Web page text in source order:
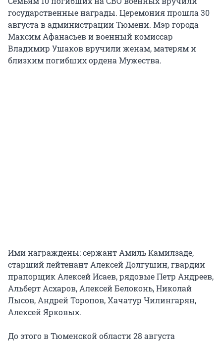
государственные награды. Церемония прошла 30
августа в администрации Тюмени. Мэр города
Максим Афанасьев и военный комиссар
Владимир Ушаков вручили женам, матерям и
близким погибших ордена Мужества.
Ими награждены: сержант Амиль Камилзаде,
старший лейтенант Алексей Долгушин, гвардии
прапорщик Алексей Исаев, рядовые Петр Андреев,
Альберт Асхаров, Алексей Белоконь, Николай
Лысов, Андрей Торопов, Хачатур Чилингарян,
Алексей Ярковых.
До этого в Тюменской области 28 августа